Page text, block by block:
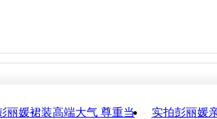
丽媛裙装高端大气 尊重当
实拍彭丽媛